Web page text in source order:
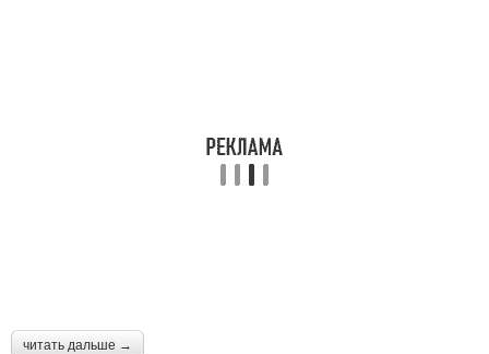
читать дальше →